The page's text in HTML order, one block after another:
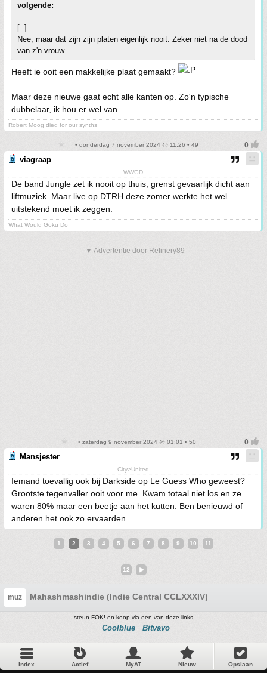
volgende:
[..]
Nee, maar dat zijn zijn platen eigenlijk nooit. Zeker niet na de dood
van z'n vrouw.
Heeft ie ooit een makkelijke plaat gemaakt?
Maar deze nieuwe gaat echt alle kanten op. Zo'n typische
dubbelaar, ik hou er wel van
Robert Moog died for our synths
• donderdag 7 november 2024 @ 11:26 • 49
viagraap
WWGD
De band Jungle zet ik nooit op thuis, grenst gevaarlijk dicht aan
liftmuziek. Maar live op DTRH deze zomer werkte het wel
uitstekend moet ik zeggen.
What Would Goku Do
▼ Advertentie door Refinery89
• zaterdag 9 november 2024 @ 01:01 • 50
Mansjester
City>United
Iemand toevallig ook bij Darkside op Le Guess Who geweest?
Grootste tegenvaller ooit voor me. Kwam totaal niet los en ze
waren 80% maar een beetje aan het kutten. Ben benieuwd of
anderen het ook zo ervaarden.
1 2 3 4 5 6 7 8 9 10 11
12
muz Mahashmashindie (Indie Central CCLXXXIV)
steun FOK! en koop via een van deze links
Coolblue Bitvavo
Index Actief MyAT Nieuw Opslaan